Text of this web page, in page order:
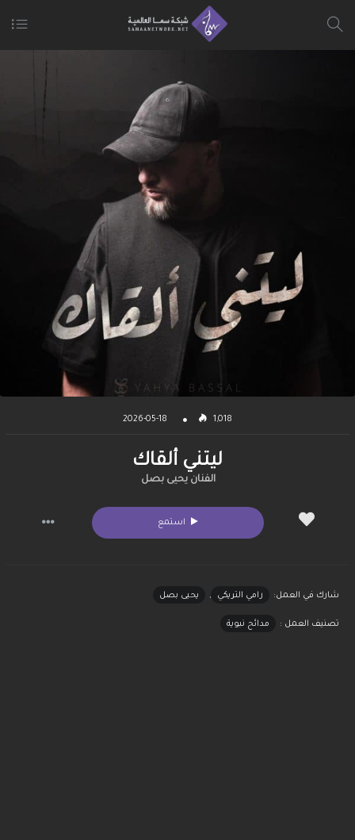
1,018
2026-05-18
ليتني ألقاك
الفنان يحيى بصل
استمع
شارك في العمل: رامي التريكي , يحيى بصل
تصنيف العمل : مدائح نبوية